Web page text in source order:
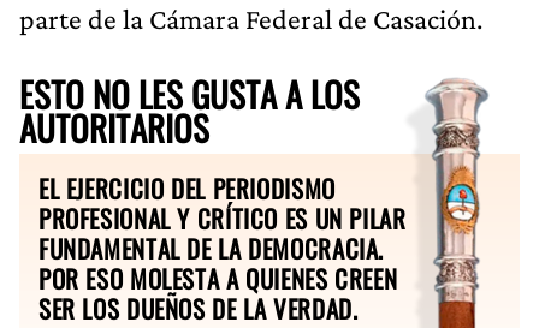
parte de la Cámara Federal de Casación.
ESTO NO LES GUSTA A LOS
AUTORITARIOS
EL EJERCICIO DEL PERIODISMO
PROFESIONAL Y CRÍTICO ES UN PILAR
FUNDAMENTAL DE LA DEMOCRACIA.
POR ESO MOLESTA A QUIENES CREEN
SER LOS DUEÑOS DE LA VERDAD.